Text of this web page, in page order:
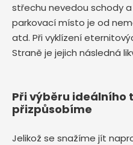
střechu nevedou schody
parkovací místo je od
atd. Při vyklízení
Straně je jejich následná
Při výběru ideálního
přizpůsobíme
Jelikož se snažíme jít